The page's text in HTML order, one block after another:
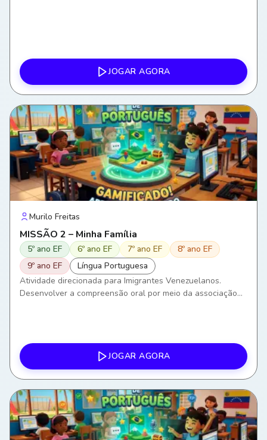
JOGAR AGORA
Murilo Freitas
MISSÃO 2 – Minha Família
5º ano EF 6º ano EF 7º ano EF
8º ano EF
9º ano EF
Língua Portuguesa
Atividade direcionada para Imigrantes Venezuelanos.
Desenvolver a compreensão oral por meio da associação
língua portuguesa em situações comunicativas do
cotidiano. Favorecer a interação social e a construção de
vínculos por meio da comunicação em Português como
Língua de Acolhimento (PLAc).
JOGAR AGORA